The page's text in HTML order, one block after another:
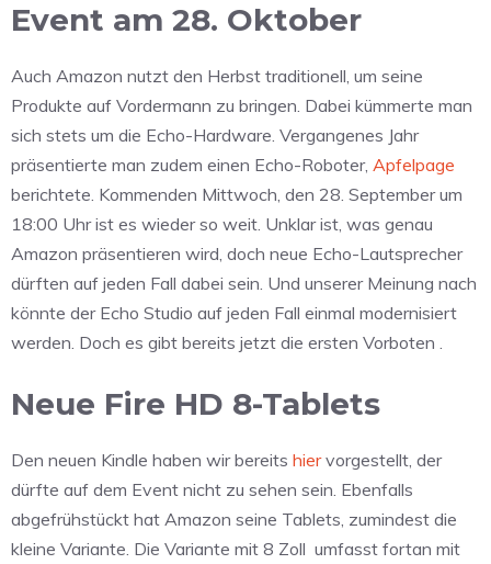
Event am 28. Oktober
Auch Amazon nutzt den Herbst traditionell, um seine
Produkte auf Vordermann zu bringen. Dabei kümmerte man
sich stets um die Echo-Hardware. Vergangenes Jahr
präsentierte man zudem einen Echo-Roboter, Apfelpage
berichtete. Kommenden Mittwoch, den 28. September um
18:00 Uhr ist es wieder so weit. Unklar ist, was genau
Amazon präsentieren wird, doch neue Echo-Lautsprecher
dürften auf jeden Fall dabei sein. Und unserer Meinung nach
könnte der Echo Studio auf jeden Fall einmal modernisiert
werden. Doch es gibt bereits jetzt die ersten Vorboten .
Neue Fire HD 8-Tablets
Den neuen Kindle haben wir bereits hiervorgestellt, der
dürfte auf dem Event nicht zu sehen sein. Ebenfalls
abgefrühstückt hat Amazon seine Tablets, zumindest die
kleine Variante. Die Variante mit 8 Zoll umfasst fortan mit